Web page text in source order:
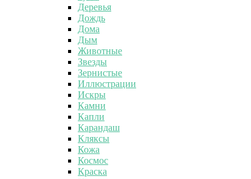
Деревья
Дождь
Дома
Дым
Животные
Звезды
Зернистые
Иллюстрации
Искры
Камни
Капли
Карандаш
Кляксы
Кожа
Космос
Краска